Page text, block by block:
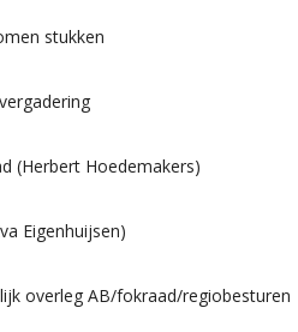
stukken
(Herbert Hoedemakers)
Eigenhuijsen)
overleg AB/fokraad/regiobesturen